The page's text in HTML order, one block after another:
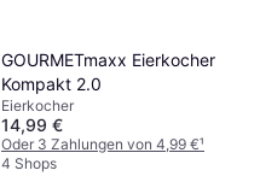
GOURMETmaxx Eierkocher
Kompakt 2.0
Eierkocher
14,99 €
Oder 3 Zahlungen von 4,99 €¹
4 Shops